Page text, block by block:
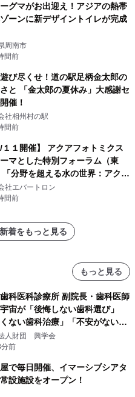
グマがお出迎え！アジアの熱帯
ーンに新デザイントイレが完成
周南市
間前
び尽くせ！道の駅足柄金太郎の
と 「金太郎の夏休み」大感謝セ
催！
社相州村の駅
間前
/１１開催】 アクアフォトミクス
マとした特別フォーラム（東
「分野を超える水の世界：アクア
ミクスが切り拓く新しい科学の
を開催
社エバートロン
間前
着をもっと見る
もっと見る
科医科診療所 副院長・歯科医師
宙が「後悔しない歯科選び」
くない歯科治療」「不安がない治
」をテーマに専門監修
人財団 興学会
前
で毎日開催、イマーシブシアタ
設施設をオープン！